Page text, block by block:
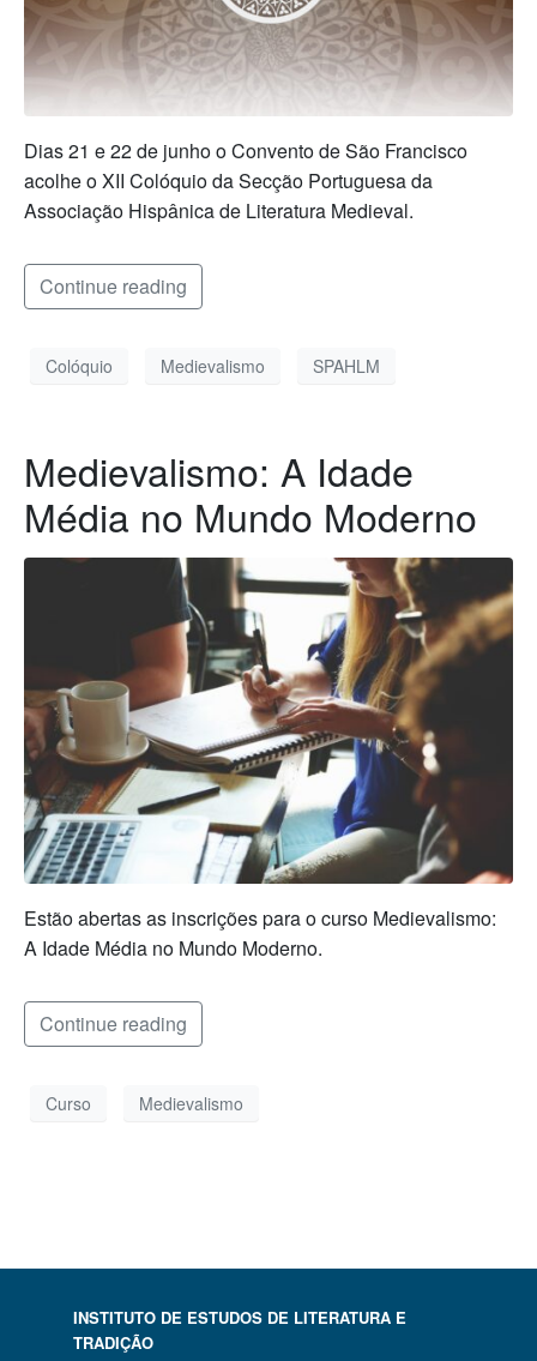
Dias 21 e 22 de junho o Convento de São Francisco
acolhe o XII Colóquio da Secção Portuguesa da
Associação Hispânica de Literatura Medieval.
Continue reading
Colóquio Medievalismo SPAHLM
Medievalismo: A Idade
Média no Mundo Moderno
Estão abertas as inscrições para o curso Medievalismo:
A Idade Média no Mundo Moderno.
Continue reading
Curso Medievalismo
INSTITUTO DE ESTUDOS DE LITERATURA E
TRADIÇÃO